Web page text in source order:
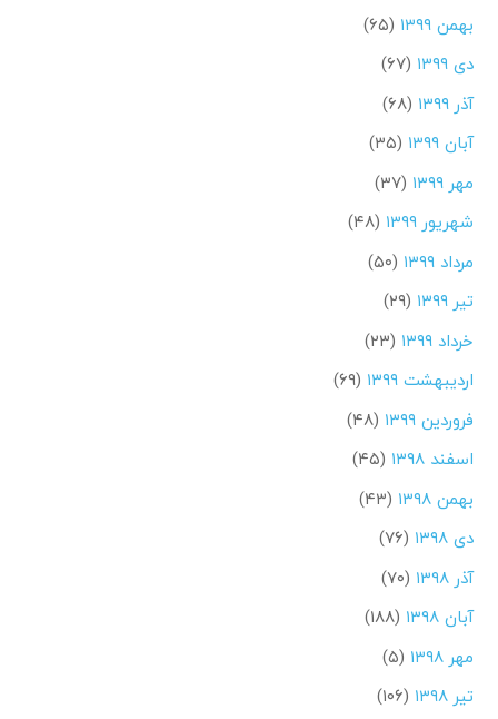
بهمن ۱۳۹۹
(۶۵)
دی ۱۳۹۹
(۶۷)
آذر ۱۳۹۹
(۶۸)
آبان ۱۳۹۹
(۳۵)
مهر ۱۳۹۹
(۳۷)
شهریور ۱۳۹۹
(۴۸)
مرداد ۱۳۹۹
(۵۰)
تیر ۱۳۹۹
(۲۹)
خرداد ۱۳۹۹
(۲۳)
اردیبهشت ۱۳۹۹
(۶۹)
فروردین ۱۳۹۹
(۴۸)
اسفند ۱۳۹۸
(۴۵)
بهمن ۱۳۹۸
(۴۳)
دی ۱۳۹۸
(۷۶)
آذر ۱۳۹۸
(۷۰)
آبان ۱۳۹۸
(۱۸۸)
مهر ۱۳۹۸
(۵)
تیر ۱۳۹۸
(۱۰۶)